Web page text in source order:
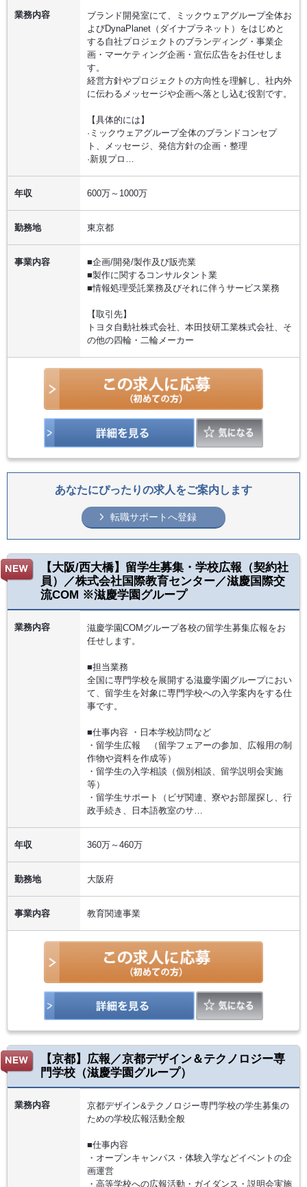
業務内容
ブランド開発室にて、ミックウェアグループ全体お
よびDynaPlanet（ダイナプラネット）をはじめと
する自社プロジェクトのブランディング・事業企
画・マーケティング企画・宣伝広告をお任せしま
す。
経営方針やプロジェクトの方向性を理解し、社内外
に伝わるメッセージや企画へ落とし込む役割です。
【具体的には】
·ミックウェアグループ全体のブランドコンセプ
ト、メッセージ、発信方針の企画・整理
·新規プロ…
年収 600万～1000万
勤務地 東京都
事業内容
■企画/開発/製作及び販売業
■製作に関するコンサルタント業
■情報処理受託業務及びそれに伴うサービス業務
【取引先】
トヨタ自動社株式会社、本田技研工業株式会社、そ
の他の四輪・二輪メーカー
あなたにぴったりの求人をご案内します
転職サポートへ登録
【大阪/西大橋】留学生募集・学校広報（契約社
員）／株式会社国際教育センター／滋慶国際交
流COM ※滋慶学園グループ
業務内容
滋慶学園COMグループ各校の留学生募集広報をお
任せします。
■担当業務
全国に専門学校を展開する滋慶学園グループにおい
て、留学生を対象に専門学校への入学案内をする仕
事です。
■仕事内容 ・日本学校訪問など
・留学生広報 （留学フェアーの参加、広報用の制
作物や資料を作成等）
・留学生の入学相談（個別相談、留学説明会実施
等）
・留学生サポート（ビザ関連、寮やお部屋探し、行
政手続き、日本語教室のサ…
年収 360万～460万
勤務地 大阪府
事業内容 教育関連事業
【京都】広報／京都デザイン＆テクノロジー専
門学校（滋慶学園グループ）
業務内容
京都デザイン&テクノロジー専門学校の学生募集の
ための学校広報活動全般
■仕事内容
・オープンキャンパス・体験入学などイベントの企
画運営
・高等学校への広報活動・ガイダンス・説明会実施